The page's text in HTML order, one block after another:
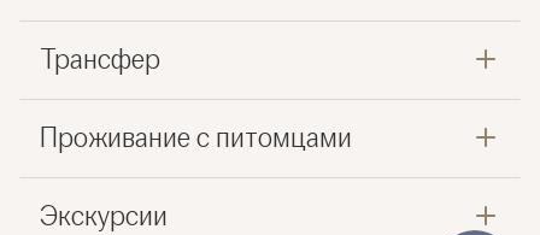
Трансфер
Проживание с питомцами
Экскурсии